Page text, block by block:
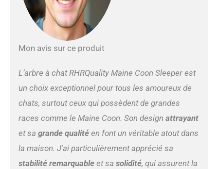
Mon avis sur ce produit
L’arbre à chat RHRQuality Maine Coon Sleeper est
un choix exceptionnel pour tous les amoureux de
chats, surtout ceux qui possèdent de grandes
races comme le Maine Coon. Son design attrayant
et sa grande qualitéen font un véritable atout dans
la maison. J’ai particulièrement apprécié sa
stabilité remarquableet sa solidité, qui assurent la